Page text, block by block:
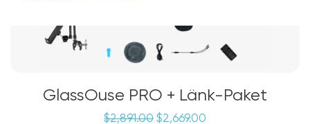
GlassOuse PRO + Länk-Paket
$2,891.00 Det
$2,669.00